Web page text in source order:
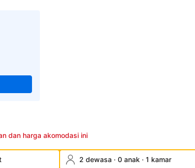
dan harga akomodasi ini
2 dewasa · 0 anak · 1 kamar